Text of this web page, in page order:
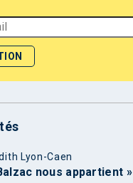
Lyon-Caen
nous appartient »